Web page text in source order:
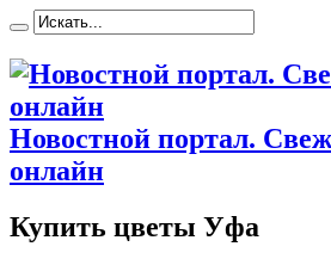
Новостной портал.
онлайн
Купить цветы Уфа